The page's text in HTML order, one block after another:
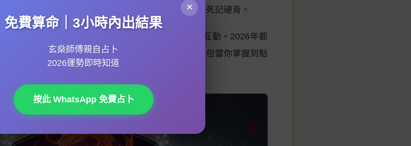
。記住，關鍵在於靈活融合
象意，唔好死記硬背。
語同簡單
嘅互動。2026年都
同其他愛好者交流心得。學習
要有耐性，但當你掌握到點
，就會發現佢對決策同規劃帶來嘅巨大價值。
×
免費算命｜3小時內出結果
玄燊師傅親自占卜
2026運勢即時知道
按此 WhatsApp 免費占卜